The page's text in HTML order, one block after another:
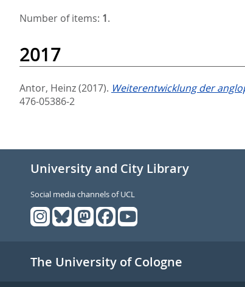
Number of items: 1.
2017
Antor, Heinz(2017). Weiterentwicklung der
476-05386-2
University and City Library
Social media channels of UCL
The University of Cologne